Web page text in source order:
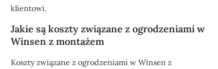
klientowi.
Jakie są koszty związane z ogrodzeniami w
Winsen z montażem
Koszty związane z ogrodzeniami w Winsen z